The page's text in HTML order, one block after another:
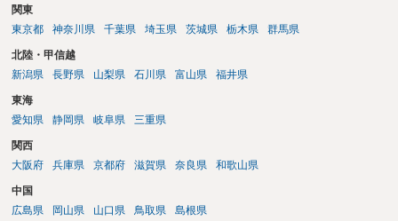
関東
東京都
神奈川県 千葉県 埼玉県 茨城県 栃木県 群馬県
北陸・甲信越
新潟県
長野県 山梨県 石川県 富山県 福井県
東海
愛知県
静岡県 岐阜県 三重県
関西
大阪府
兵庫県 京都府 滋賀県 奈良県 和歌山県
中国
広島県
岡山県 山口県 鳥取県 島根県